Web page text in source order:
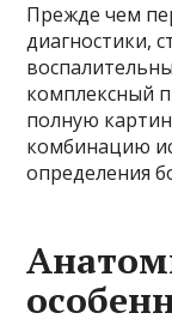
Прежде чем
диагностики,
комплексный
полную
комбинацию
определения